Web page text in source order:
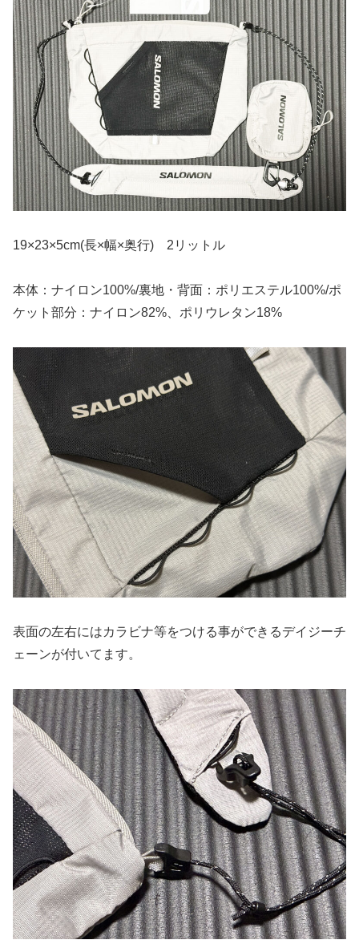
19×23×5cm(長×幅×奥行) 2リットル
本体：ナイロン100%/裏地・背面：ポリエステル100%/ポ
ケット部分：ナイロン82%、ポリウレタン18%
表面の左右にはカラビナ等をつける事ができるデイジーチ
ェーンが付いてます。